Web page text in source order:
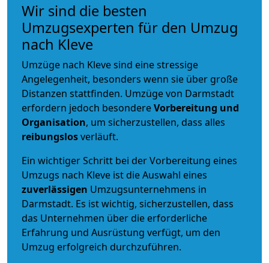
Wir sind die besten
Umzugsexperten für den Umzug
nach Kleve
Umzüge nach Kleve sind eine stressige
Angelegenheit, besonders wenn sie über große
Distanzen stattfinden. Umzüge von Darmstadt
erfordern jedoch besondereVorbereitung und
Organisation, um sicherzustellen, dass alles
reibungslosverläuft.
Ein wichtiger Schritt bei der Vorbereitung eines
Umzugs nach Kleve ist die Auswahl eines
zuverlässigen Umzugsunternehmens in
Darmstadt. Es ist wichtig, sicherzustellen, dass
das Unternehmen über die erforderliche
Erfahrung und Ausrüstung verfügt, um den
Umzug erfolgreich durchzuführen.